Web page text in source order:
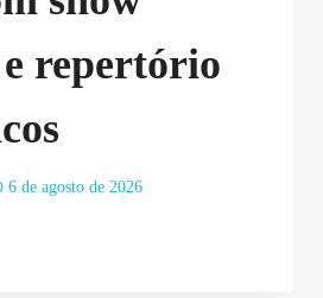
e repertório
6 de agosto de 2026